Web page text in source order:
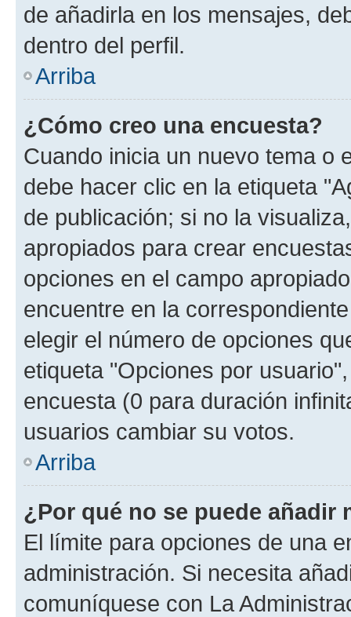
de añadirla en los mensajes,
dentro del perfil.
Arriba
¿Cómo creo una encuesta?
Cuando inicia un nuevo tema o
debe hacer clic en la etiqueta
de publicación; si no la
apropiados para crear
opciones en el campo
encuentre en la
elegir el número de opciones
etiqueta "Opciones por
encuesta (0 para duración
usuarios cambiar su votos.
Arriba
¿Por qué no se puede añadir
El límite para opciones de una
administración. Si necesita
comuníquese con La